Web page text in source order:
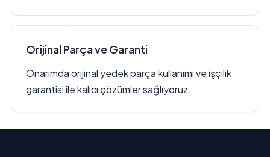
Orijinal Parça ve Garanti
Onarımda orijinal yedek parça kullanımı ve işçilik
garantisi ile kalıcı çözümler sağlıyoruz.